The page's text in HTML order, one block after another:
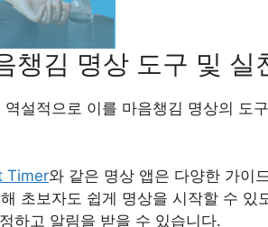
챙김 명상 도구 및 실
설적으로 이를 마음챙김 명상의 도
Timer와 같은 명상 앱은 다양한 가이
초보자도 쉽게 명상을 시작할 수 있
하고 알림을 받을 수 있습니다.